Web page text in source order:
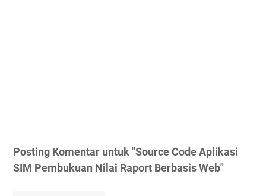
Posting Komentar untuk "Source Code Aplikasi
SIM Pembukuan Nilai Raport Berbasis Web"